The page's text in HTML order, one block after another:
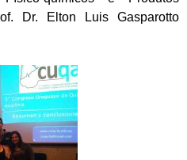
Dr. Elton Luis Gasparotto